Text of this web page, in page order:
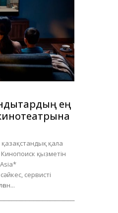
ең
қала
Кинопоиск қызметін
сервисті